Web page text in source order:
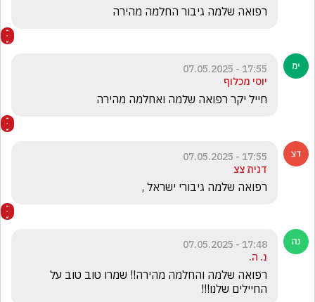
רפואה שלמה גיבור החלמה מהירה
17:55 - 07.05.2025
יוסי מכלוף
חייל יקר רפואה שלמה ואחלמה מהירה
17:55 - 07.05.2025
דנית צצ
רפואה שלמה גיבורי ישראל ,
17:48 - 07.05.2025
נ. ה.
החיילים שלנו!!!